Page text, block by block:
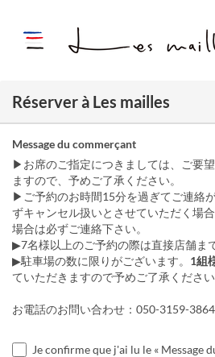
Réserver à Les mailles
Message du commerçant
▶お席のご指定につきましては、ご要
ますので、予めご了承ください。
▶ご予約のお時間15分を過ぎてご連絡
ずキャンセル扱いとさせていただく場
場合は必ずご連絡下さい。
▶7名様以上のご予約の際は直接店舗ま
▶駐車場の数に限りがございます。 1組
ていただきますので予めご了承ください
お電話のお問い合わせ：050-3159-3864
Je confirme que j'ai lu le « Message